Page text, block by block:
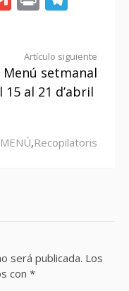
Artículo siguiente
Menú setmanal
15 al 21 d’abril
MENÚ,Recopilatoris
será publicada. Los
con *